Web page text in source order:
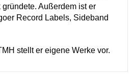
gründete. Außerdem ist er
Record Labels, Sideband
stellt er eigene Werke vor.